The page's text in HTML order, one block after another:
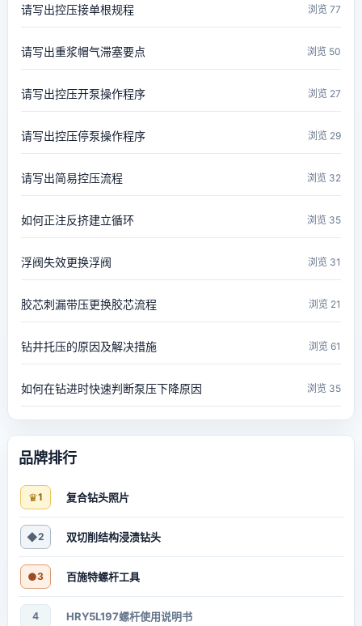
请写出控压接单根规程 浏览 77
请写出重浆帽气滞塞要点 浏览 50
请写出控压开泵操作程序 浏览 27
请写出控压停泵操作程序 浏览 29
请写出简易控压流程 浏览 32
如何正注反挤建立循环 浏览 35
浮阀失效更换浮阀 浏览 31
胶芯刺漏带压更换胶芯流程 浏览 21
钻井托压的原因及解决措施 浏览 61
如何在钻进时快速判断泵压下降原因 浏览 35
品牌排行
♛1 复合钻头照片
◆2 双切削结构浸渍钻头
●3 百施特螺杆工具
4 HRY5L197螺杆使用说明书